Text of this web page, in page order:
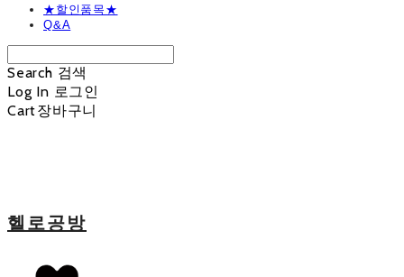
★할인품목★
Q&A
Search 검색
Log In 로그인
Cart장바구니
헬로공방